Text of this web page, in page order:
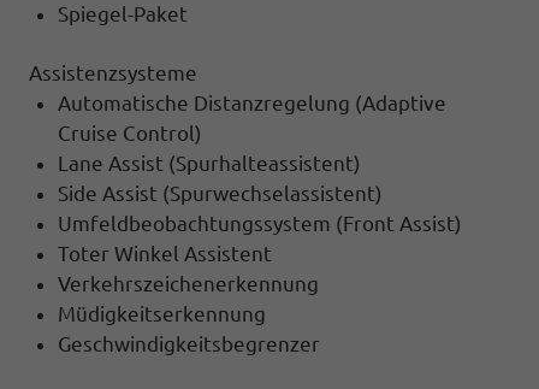
Spiegel-Paket
Assistenzsysteme
Automatische Distanzregelung (Adaptive
Cruise Control)
Lane Assist (Spurhalteassistent)
Side Assist (Spurwechselassistent)
Umfeldbeobachtungssystem (Front Assist)
Toter Winkel Assistent
Verkehrszeichenerkennung
Müdigkeitserkennung
Geschwindigkeitsbegrenzer